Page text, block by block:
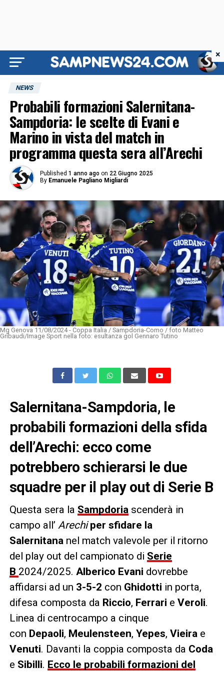
NEWS
Probabili formazioni Salernitana-
Sampdoria: le scelte di Evani e
Marino in vista del match in
programma questa sera all’Arechi
Published 1 anno ago on 22 Giugno 2025
By Emanuele Pagliano Migliardi
Mg Genova 11/08/2024 - Coppa Italia / Sampdoria-Como / foto Matteo
Gribaudi/Image Sport nella foto: esultanza gol Gennaro Tutino
Salernitana-Sampdoria, le
probabili formazioni della sfida
dell’Arechi: ecco come
potrebbero schierarsi le due
squadre per il play out di Serie B
Questa sera la Sampdoriascenderà in
campo all’ Arechiper sfidare la
Salernitananel match valevole per il ritorno
del play out del campionato di Serie
B 2024/2025. Alberico Evani dovrebbe
affidarsi ad un 3-5-2 con Ghidotti in porta,
difesa composta da Riccio, Ferrari e Veroli.
Linea di centrocampo a cinque
con Depaoli, Meulensteen, Yepes, Vieira e
Venuti. Davanti la coppia composta da Coda
e Sibilli. Ecco le probabili formazioni del
×